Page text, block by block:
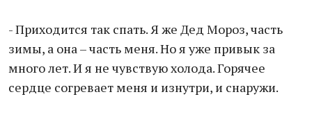
- Приходится так спать. Я же Дед Мороз, часть
зимы, а она – часть меня. Но я уже привык за
много лет. И я не чувствую холода. Горячее
сердце согревает меня и изнутри, и снаружи.